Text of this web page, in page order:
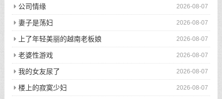
2026-08-07
公司情缘
2026-08-07
妻子是荡妇
2026-08-07
上了年轻美丽的越南老板娘
2026-08-07
老婆性游戏
2026-08-07
我的女友尿了
2026-08-07
楼上的寂寞少妇